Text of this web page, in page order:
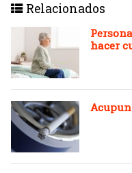
Relacionados
hacer